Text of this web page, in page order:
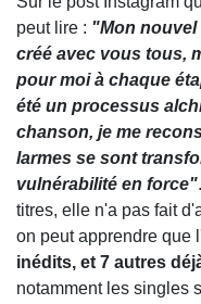
peut lire : "Mon nouvel
créé avec vous tous,
pour moi à chaque
été un processus
chanson, je me
larmes se sont
vulnérabilité en force"
titres, elle n'a pas fait
on peut apprendre que
inédits, et 7 autres
notamment les singles